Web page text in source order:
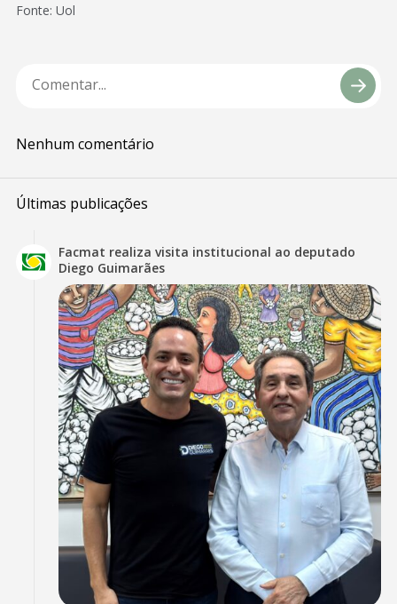
Fonte: Uol
Nenhum comentário
Últimas publicações
Facmat realiza visita institucional ao deputado
Diego Guimarães